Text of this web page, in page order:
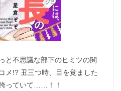
と不思議な部下のヒミツの関
メ!? ​丑三つ時、目を覚ました
っていて……！！